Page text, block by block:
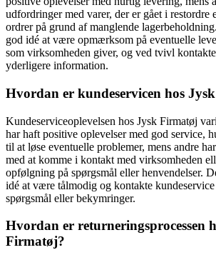
udfordringer med varer, der er gået i restordre
ordrer på grund af manglende
god idé at være opmærksom på eventuelle
som virksomheden giver, og ved tvivl
yderligere information.
Hvordan er kundeservicen hos
Kundeserviceoplevelsen hos Jysk Firmatøj
har haft positive oplevelser med god service,
til at løse eventuelle problemer, mens andre
med at komme i kontakt med virksomheden
opfølgning på spørgsmål eller henvendelser.
idé at være tålmodig og kontakte
spørgsmål eller bekymringer.
Hvordan er returneringsprocessen
Firmatøj?